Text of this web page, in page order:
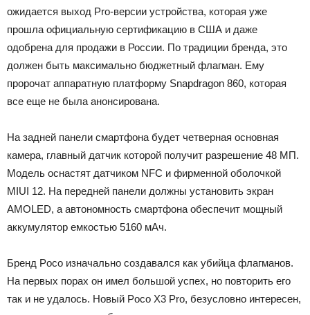
ожидается выход Pro-версии устройства, которая уже
прошла официальную сертификацию в США и даже
одобрена для продажи в России. По традиции бренда, это
должен быть максимально бюджетный флагман. Ему
пророчат аппаратную платформу Snapdragon 860, которая
все еще не была анонсирована.
На задней панели смартфона будет четверная основная
камера, главный датчик которой получит разрешение 48 МП.
Модель оснастят датчиком NFC и фирменной оболочкой
MIUI 12. На передней панели должны установить экран
AMOLED, а автономность смартфона обеспечит мощный
аккумулятор емкостью 5160 мАч.
Бренд Poco изначально создавался как убийца флагманов.
На первых порах он имел большой успех, но повторить его
так и не удалось. Новый Poco X3 Pro, безусловно интересен,